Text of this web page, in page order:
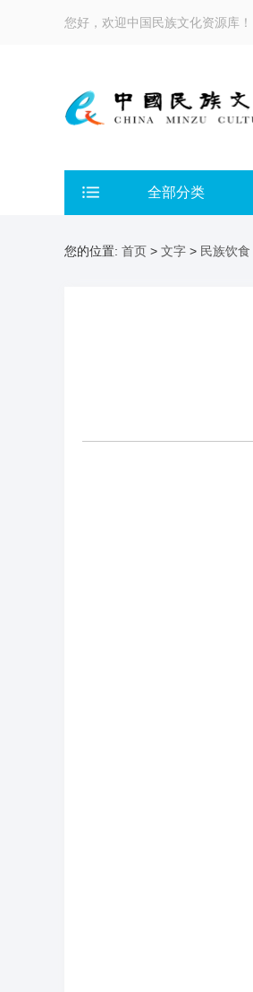
您好，欢迎中国民族文化资源库！
全部分类
您的位置: 首页 > 文字 > 民族饮食